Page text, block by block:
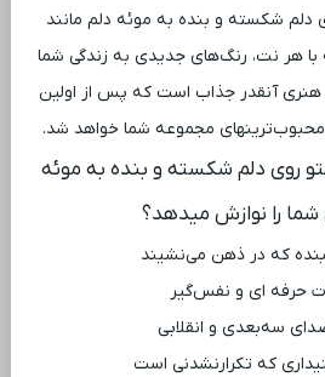
دلم شکسته و بنده به موئه دلم مانند
هر نت، رنگ‌های جدیدی به زندگی شما
هنری آنقدر جذاب است که پس از اولین
محبوب‌ترینهای مجموعه شما خواهد شد.
روی دلم شکسته و بنده به موئه
را نوازش میدهد؟
که در ذهن می‌نشیند
حرفه ‌ای و نفس‌گیر
سه‌بعدی و انقلابی
که تکرارنشدنی است